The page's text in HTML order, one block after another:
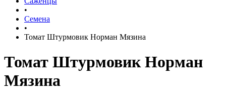
•
Семена
•
Томат Штурмовик Норман Мязина
Томат Штурмовик Норман
Мязина